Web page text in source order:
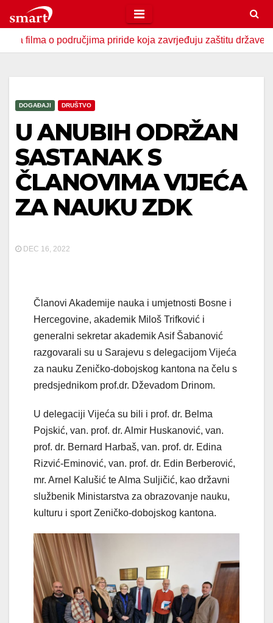
to
content
o područjima priride koja zavrjeđuju zaštitu države U
DOGAĐAJI DRUŠTVO
U ANUBIH ODRŽAN
SASTANAK S
ČLANOVIMA VIJEĆA
ZA NAUKU ZDK
DEC 16, 2022
Članovi Akademije nauka i umjetnosti Bosne i
Hercegovine, akademik Miloš Trifković i
generalni sekretar akademik Asif Šabanović
razgovarali su u Sarajevu s delegacijom Vijeća
za nauku Zeničko-dobojskog kantona na čelu s
predsjednikom prof.dr. Dževadom Drinom.
U delegaciji Vijeća su bili i prof. dr. Belma
Pojskić, van. prof. dr. Almir Huskanović, van.
prof. dr. Bernard Harbaš, van. prof. dr. Edina
Rizvić-Eminović, van. prof. dr. Edin Berberović,
mr. Arnel Kalušić te Alma Suljičić, kao državni
službenik Ministarstva za obrazovanje nauku,
kulturu i sport Zeničko-dobojskog kantona.